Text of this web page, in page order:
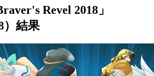
Revel 2018」
）結果